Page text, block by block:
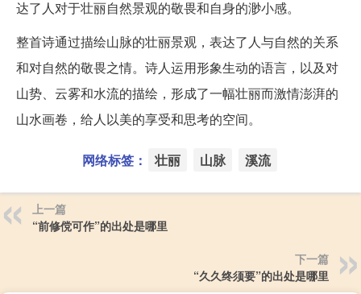
达了人对于壮丽自然景观的敬畏和自身的渺小感。
整首诗通过描绘山脉的壮丽景观，表达了人与自然的关系
和对自然的敬畏之情。诗人运用形象生动的语言，以及对
山势、云雾和水流的描绘，形成了一幅壮丽而激情澎湃的
山水画卷，给人以美的享受和思考的空间。
网络标签： 壮丽 山脉 溪流
上一篇
“前修傥可作”的出处是哪里
下一篇
“久久终须要”的出处是哪里